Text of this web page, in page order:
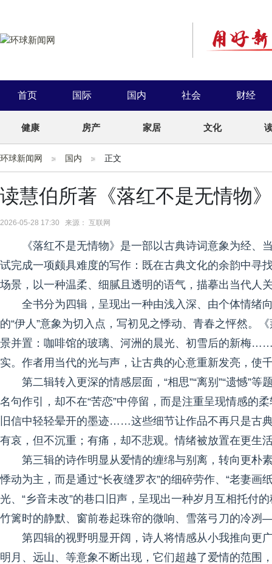
首页 国际 国内 社会 财经
健康 房产 家居 文化
环球新闻网 国内 正文
读慧伯所著《落红不是无情物
2026-05-28 17:30 来源： 互联网
《落红不是无情物》是一部以古典诗词意象为经
试完成一项颇具难度的写作：既在古典文化的余韵中寻
场景，以一种温柔、细腻且透明的语气，描摹出当代人
全书分为四辑，呈现出一种由浅入深、由个体情绪
的“伊人”意象为切入点，写初见之悸动、青春之怦然。
景并置：咖啡馆的玻璃、河洲的晨光、初雪后的新梅
实。作者用当代的光与声，让古典的心意重新发亮，使
第二辑转入更深的情感层面，“相思”“离别”“遗憾”
名句作引，却不在“苦恋”中停留，而是注重呈现情感的
旧信中轻轻晕开的墨迹……这些细节让作品不再只是古
有哀，但不沉重；有痛，却不悲观。情绪被放置在更生
第三辑的诗作明显从爱情的缠绵与别离，转向更朴
悸动为主，而是通过“长夜缝罗衣”的细碎劳作、“老妻画
光、“乡音未改”的巷口旧声，呈现出一种岁月互相托付
竹篱时的静默、窗前卷起珠帘的微响、雪落弓刀的冷
第四辑的视野明显开阔，诗人将情感从小我推向更
明月、远山、等意象不断出现，它们超越了爱情的范围